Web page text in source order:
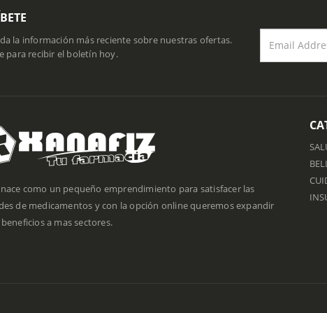
la información más reciente sobre nuestras ofertas.
para recibir el boletín hoy.
nace como un pequeño emprendimiento para satisfacer las
de medicamentos y con la opción online queremos expandir
a mas sectores.